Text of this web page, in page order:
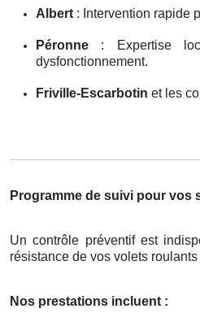
Albert : Intervention rapide
Péronne : Expertise
dysfonctionnement.
Friville-Escarbotin et les
Programme de suivi pour vos
Un contrôle préventif est
résistance de vos volets roulants
Nos prestations incluent :